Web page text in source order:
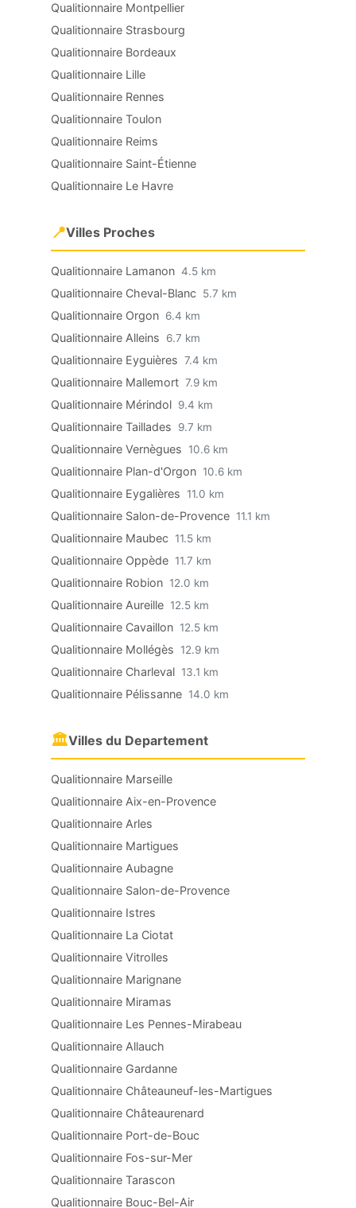
Qualitionnaire Montpellier
Qualitionnaire Strasbourg
Qualitionnaire Bordeaux
Qualitionnaire Lille
Qualitionnaire Rennes
Qualitionnaire Toulon
Qualitionnaire Reims
Qualitionnaire Saint-Étienne
Qualitionnaire Le Havre
📍Villes Proches
Qualitionnaire Lamanon 4.5 km
Qualitionnaire Cheval-Blanc 5.7 km
Qualitionnaire Orgon 6.4 km
Qualitionnaire Alleins 6.7 km
Qualitionnaire Eyguières 7.4 km
Qualitionnaire Mallemort 7.9 km
Qualitionnaire Mérindol 9.4 km
Qualitionnaire Taillades 9.7 km
Qualitionnaire Vernègues 10.6 km
Qualitionnaire Plan-d'Orgon 10.6 km
Qualitionnaire Eygalières 11.0 km
Qualitionnaire Salon-de-Provence 11.1 km
Qualitionnaire Maubec 11.5 km
Qualitionnaire Oppède 11.7 km
Qualitionnaire Robion 12.0 km
Qualitionnaire Aureille 12.5 km
Qualitionnaire Cavaillon 12.5 km
Qualitionnaire Mollégès 12.9 km
Qualitionnaire Charleval 13.1 km
Qualitionnaire Pélissanne 14.0 km
🏛Villes du Departement
Qualitionnaire Marseille
Qualitionnaire Aix-en-Provence
Qualitionnaire Arles
Qualitionnaire Martigues
Qualitionnaire Aubagne
Qualitionnaire Salon-de-Provence
Qualitionnaire Istres
Qualitionnaire La Ciotat
Qualitionnaire Vitrolles
Qualitionnaire Marignane
Qualitionnaire Miramas
Qualitionnaire Les Pennes-Mirabeau
Qualitionnaire Allauch
Qualitionnaire Gardanne
Qualitionnaire Châteauneuf-les-Martigues
Qualitionnaire Châteaurenard
Qualitionnaire Port-de-Bouc
Qualitionnaire Fos-sur-Mer
Qualitionnaire Tarascon
Qualitionnaire Bouc-Bel-Air